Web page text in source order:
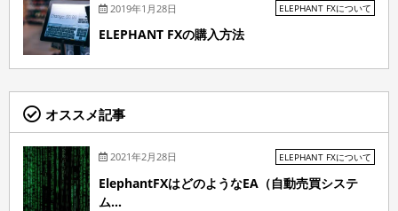
2019年1月28日 ELEPHANT FXについて
ELEPHANT FXの購入方法
オススメ記事
2021年2月28日 ELEPHANT FXについて
ElephantFXはどのようなEA（自動売買システ
ム...